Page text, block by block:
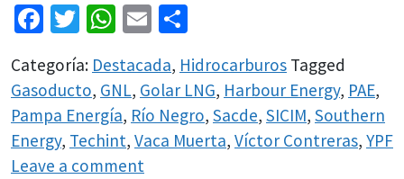
Facebook
Twitter
WhatsApp
Email
Categoría: Destacada, Hidrocarburos Tagged
Gasoducto, GNL, Golar LNG, Harbour Energy, PAE,
Pampa Energía, Río Negro, Sacde, SICIM, Southern
Energy, Techint, Vaca Muerta, Víctor Contreras, YPF
Leave a comment